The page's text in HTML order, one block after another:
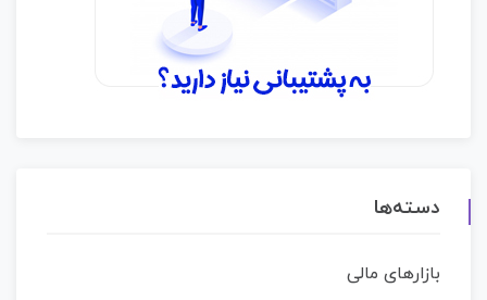
دسته‌ها
بازارهای مالی